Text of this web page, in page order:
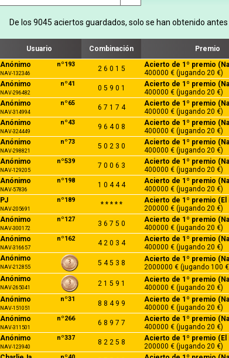
De los 9045 aciertos guardados, solo se han obtenido
Usuario Combinación Premio
nº193
Anónimo
NAV-132346
2 6 0 1 5
Acierto de 1º premio
400000 € (jugando 20 €)
nº41
Anónimo
NAV-296482
0 5 9 0 1
Acierto de 1º premio
400000 € (jugando 20 €)
nº65
Anónimo
NAV-314994
6 7 1 7 4
Acierto de 1º premio
400000 € (jugando 20 €)
nº43
Anónimo
NAV-324449
9 6 4 0 8
Acierto de 1º premio
400000 € (jugando 20 €)
nº73
Anónimo
NAV-298821
5 0 2 3 0
Acierto de 1º premio
400000 € (jugando 20 €)
nº539
Anónimo
NAV-129205
7 0 0 6 3
Acierto de 1º premio
400000 € (jugando 20 €)
nº198
Anónimo
NAV-57836
1 0 4 4 4
Acierto de 1º premio
400000 € (jugando 20 €)
nº189
PJ
NAV-205691
* * * * *
Acierto de 1º premio (El
200000 € (jugando 20 €)
nº127
Anónimo
NAV-300172
3 6 7 5 0
Acierto de 1º premio
400000 € (jugando 20 €)
nº162
Anónimo
NAV-316657
4 2 0 3 4
Acierto de 1º premio
400000 € (jugando 20 €)
Anónimo
NAV-212855 5 4 5 3 8
Acierto de 1º premio
2000000 € (jugando 100
Anónimo
NAV-265041 2 1 5 9 1
Acierto de 1º premio
400000 € (jugando 20 €)
nº31
Anónimo
NAV-151051
8 8 4 9 9
Acierto de 1º premio
400000 € (jugando 20 €)
nº266
Anónimo
NAV-311501
6 8 9 7 7
Acierto de 1º premio
400000 € (jugando 20 €)
nº337
Anónimo
NAV-123940
8 2 2 5 8
Acierto de 1º premio (El
200000 € (jugando 20 €)